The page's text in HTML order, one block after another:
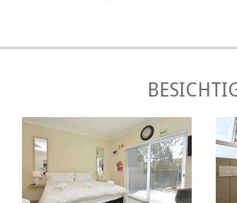
• Gratis Wifi
• Sicheres Parken
ATTRAKTIONEN
• V & A Waterfront
• Tafelberg